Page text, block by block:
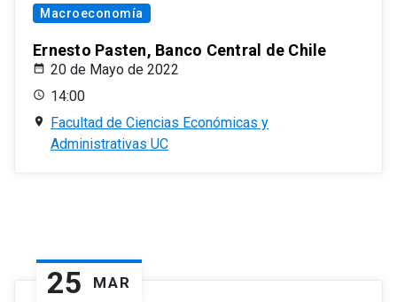
Macroeconomía
Ernesto Pasten, Banco Central de Chile
20 de Mayo de 2022
14:00
Facultad de Ciencias Económicas y
Administrativas UC
25 MAR